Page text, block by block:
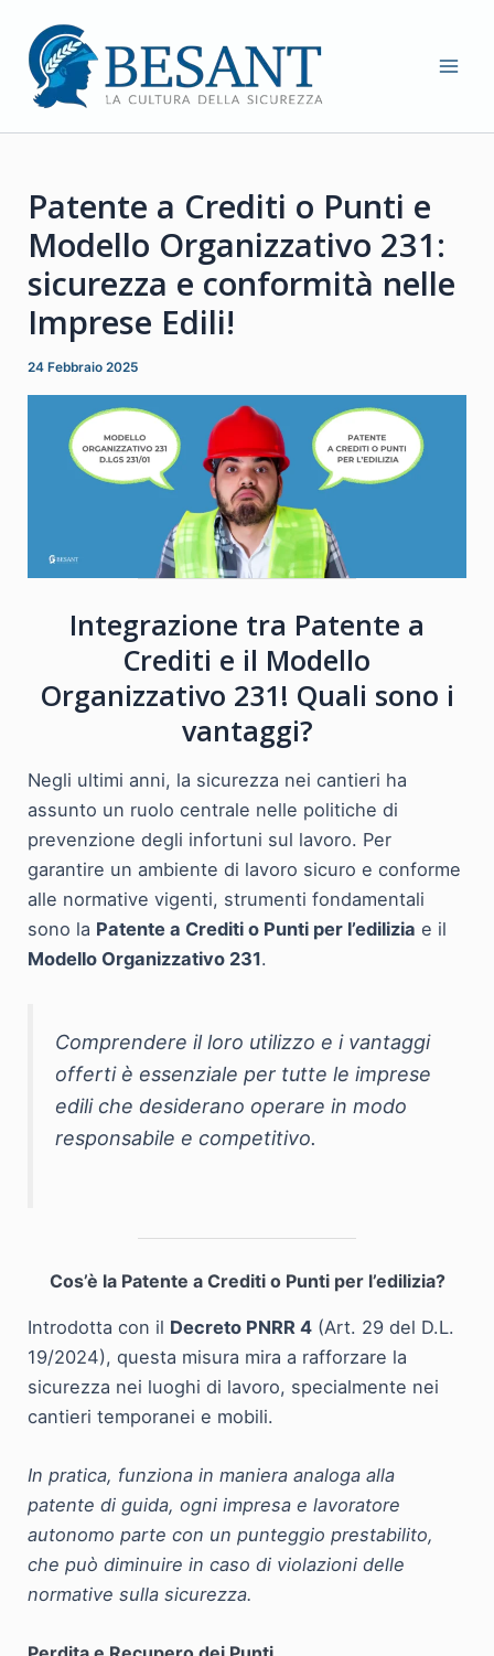
contenuto
Patente a Crediti o Punti e
Modello Organizzativo 231:
sicurezza e conformità nelle
Imprese Edili!
24 Febbraio 2025
Integrazione tra Patente a
Crediti e il Modello
Organizzativo 231! Quali sono i
vantaggi?
Negli ultimi anni, la sicurezza nei cantieri ha
assunto un ruolo centrale nelle politiche di
prevenzione degli infortuni sul lavoro. Per
garantire un ambiente di lavoro sicuro e conforme
alle normative vigenti, strumenti fondamentali
sono la Patente a Crediti o Punti per l’edilizia e il
Modello Organizzativo 231.
Comprendere il loro utilizzo e i vantaggi
offerti è essenziale per tutte le imprese
edili che desiderano operare in modo
responsabile e competitivo.
Cos’è la Patente a Crediti o Punti per l’edilizia?
Introdotta con il Decreto PNRR 4 (Art. 29 del D.L.
19/2024), questa misura mira a rafforzare la
sicurezza nei luoghi di lavoro, specialmente nei
cantieri temporanei e mobili.
In pratica, funziona in maniera analoga alla
patente di guida, ogni impresa e lavoratore
autonomo parte con un punteggio prestabilito,
che può diminuire in caso di violazioni delle
normative sulla sicurezza.